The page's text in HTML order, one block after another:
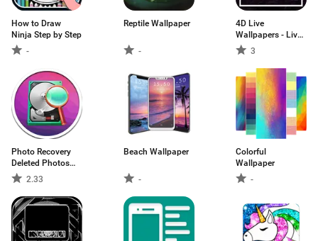
How to Draw
Ninja Step by Step
-
Reptile Wallpaper
-
4D Live
Wallpapers - Live
Wallpapers 2020
3
Photo Recovery
Deleted Photos
and Restore
Images
2.33
Beach Wallpaper
-
Colorful
Wallpaper
-